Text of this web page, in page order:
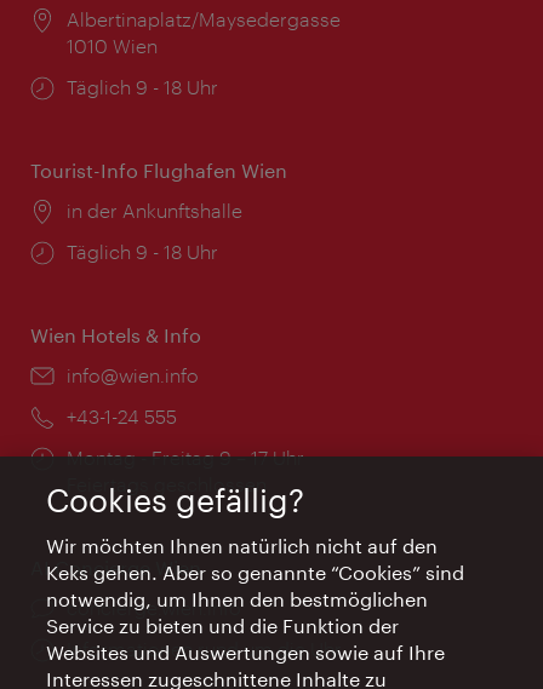
Ort:
Albertinaplatz/Maysedergasse
1010 Wien
Öffnungszeiten:
Täglich 9 - 18 Uhr
Tourist-Info Flughafen Wien
Ort:
in der Ankunftshalle
Öffnungszeiten:
Täglich 9 - 18 Uhr
Wien Hotels & Info
Email:
info@wien.info
Telefon:
+43-1-24 555
Öffnungszeiten:
Montag - Freitag 9 – 17 Uhr
Feiertags geschlossen
AI Concierge Wien
Ort:
concierge.wien.info
Öffnungszeiten:
Informationen rund um die Uhr
Cookies gefällig?
Wir möchten Ihnen natürlich nicht auf den
Keks gehen. Aber so genannte “Cookies” sind
notwendig, um Ihnen den bestmöglichen
Service zu bieten und die Funktion der
Websites und Auswertungen sowie auf Ihre
Interessen zugeschnittene Inhalte zu